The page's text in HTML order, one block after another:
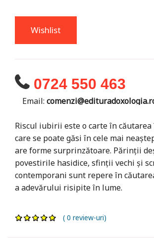
Wishlist
0724 550 463
Email:
Riscul iubirii este o carte în
care se poate găsi în cele mai
are forme surprinzătoare. Părinții
povestirile hasidice, sfinții vechi și
contemporani sunt repere în
a adevărului risipite în lume.
( 0 review-uri)